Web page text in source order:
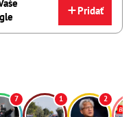
Pridať
7 1 2